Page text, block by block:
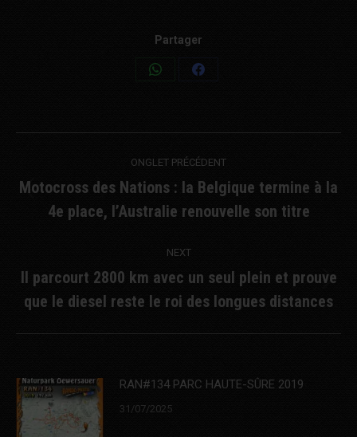
Partager
Share
Share
navigation
ONGLET PRÉCÉDENT
Previous
post:
Motocross des Nations : la Belgique termine à la
4e place, l’Australie renouvelle son titre
NEXT
Next
post:
Il parcourt 2800 km avec un seul plein et prouve
que le diesel reste le roi des longues distances
RAN#134 PARC HAUTE-SÛRE 2019
31/07/2025